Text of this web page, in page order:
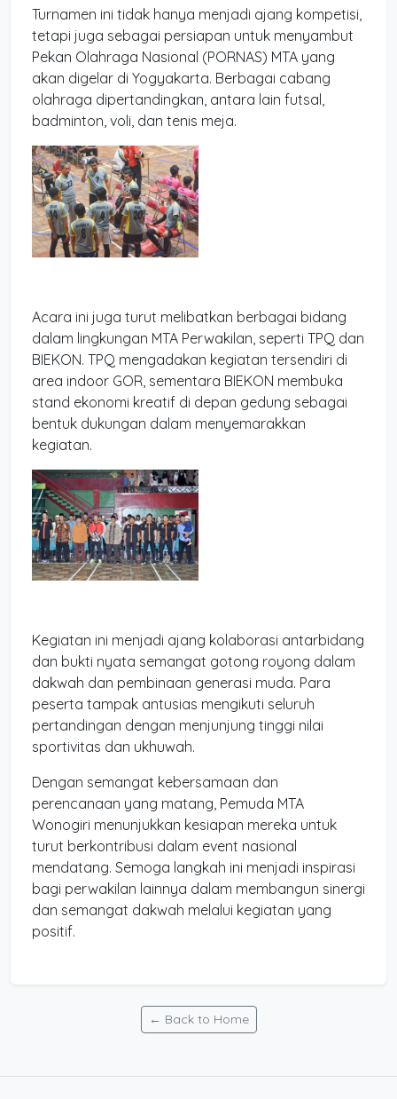
Turnamen ini tidak hanya menjadi ajang kompetisi,
tetapi juga sebagai persiapan untuk menyambut
Pekan Olahraga Nasional (PORNAS) MTA yang
akan digelar di Yogyakarta. Berbagai cabang
olahraga dipertandingkan, antara lain futsal,
badminton, voli, dan tenis meja.
Acara ini juga turut melibatkan berbagai bidang
dalam lingkungan MTA Perwakilan, seperti TPQ dan
BIEKON. TPQ mengadakan kegiatan tersendiri di
area indoor GOR, sementara BIEKON membuka
stand ekonomi kreatif di depan gedung sebagai
bentuk dukungan dalam menyemarakkan
kegiatan.
Kegiatan ini menjadi ajang kolaborasi antarbidang
dan bukti nyata semangat gotong royong dalam
dakwah dan pembinaan generasi muda. Para
peserta tampak antusias mengikuti seluruh
pertandingan dengan menjunjung tinggi nilai
sportivitas dan ukhuwah.
Dengan semangat kebersamaan dan
perencanaan yang matang, Pemuda MTA
Wonogiri menunjukkan kesiapan mereka untuk
turut berkontribusi dalam event nasional
mendatang. Semoga langkah ini menjadi inspirasi
bagi perwakilan lainnya dalam membangun sinergi
dan semangat dakwah melalui kegiatan yang
positif.
← Back to Home